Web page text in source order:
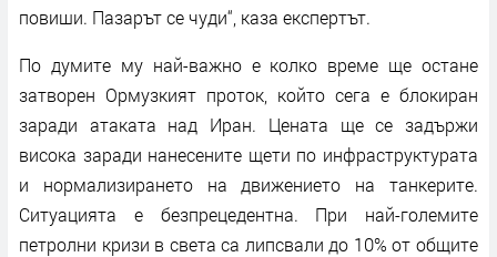
повиши. Пазарът се чуди“, каза експертът.
По думите му най-важно е колко време ще остане
затворен Ормузкият проток, който сега е блокиран
заради атаката над Иран. Цената ще се задържи
висока заради нанесените щети по инфраструктурата
и нормализирането на движението на танкерите.
Ситуацията е безпрецедентна. При най-големите
петролни кризи в света са липсвали до 10% от общите